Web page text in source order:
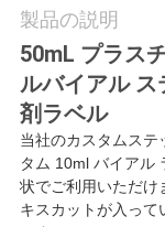
絡
し
な
さ
い
製品の説明
50mL プラス
ルバイアル
剤ラベル
当社のカスタムステ
タム 10ml バイアル
状でご利用いただけ
キスカットが入っ